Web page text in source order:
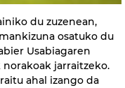
du zuzenean,
osatuko du
Usabiagaren
jarraitzeko.
ahal izango da